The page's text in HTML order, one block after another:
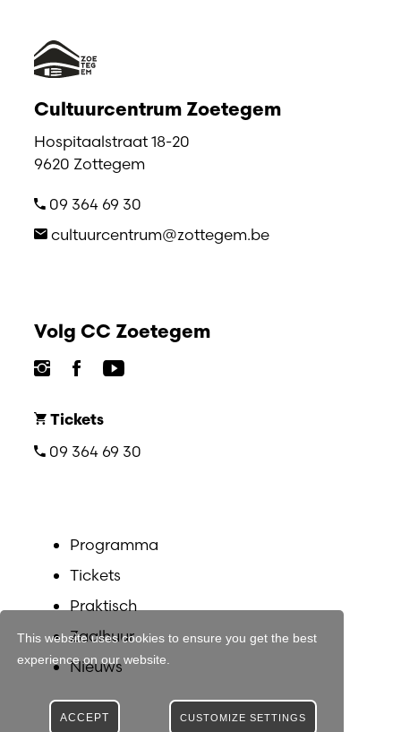
This website uses cookies to ensure you get the best
experience on our website.
CUSTOMIZE SETTINGS
ACCEPT
Cultuurcentrum Zoetegem
Hospitaalstraat 18-20
9620 Zottegem
09 364 69 30
cultuurcentrum@zottegem.be
Volg CC Zoetegem
Tickets
09 364 69 30
Programma
Tickets
Praktisch
Zaalhuur
Nieuws